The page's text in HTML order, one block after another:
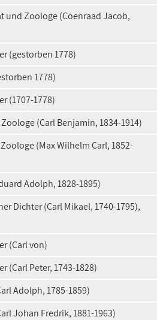
und Zoologe (Coenraad Jacob,
(gestorben 1778)
1778)
(1707-1778)
(Carl Benjamin, 1834-1914)
(Max Wilhelm Carl, 1852-
Adolph, 1828-1895)
Dichter (Carl Mikael, 1740-1795),
(Carl von)
(Carl Peter, 1743-1828)
Adolph, 1785-1859)
Johan Fredrik, 1881-1963)